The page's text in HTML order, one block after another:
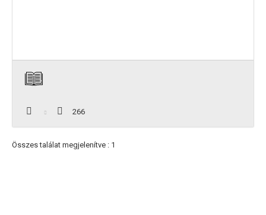
266
Összes találat megjelenítve : 1